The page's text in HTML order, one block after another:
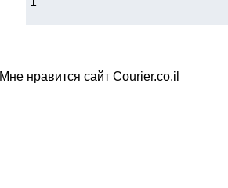
Мне нравится сайт Courier.co.il